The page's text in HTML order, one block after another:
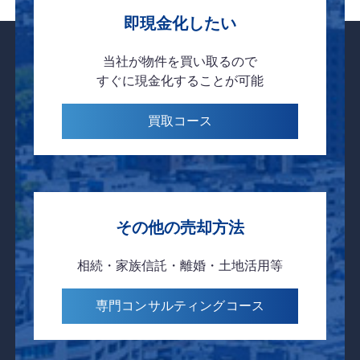
即現金化したい
当社が物件を買い取るので
すぐに現金化することが可能
買取 コース
その他の売却方法
相続・家族信託・離婚・土地活用等
専門コンサルティングコース